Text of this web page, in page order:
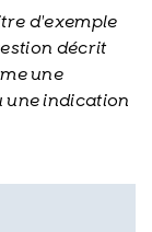
d'exemple
décrit
une
une indication